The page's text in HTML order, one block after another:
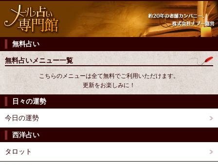
無料占い
無料占いメニュー一覧
こちらのメニューは全て無料でご利用いただけます。
更新をお楽しみに！
日々の運勢
今日の運勢
西洋占い
タロット